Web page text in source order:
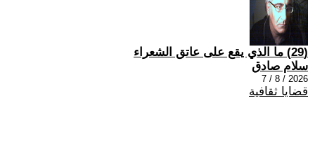
(29) ما الذي يقع على عاتق الشعراء
سلام صادق
2026 / 8 / 7
قضايا ثقافية